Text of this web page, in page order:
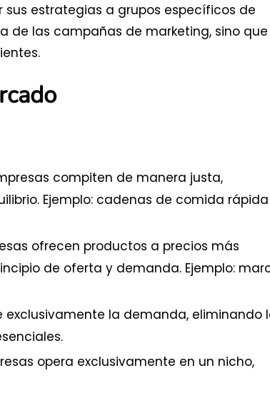
estrategias a grupos específicos de
de las campañas de marketing, sino que
compiten de manera justa,
Ejemplo: cadenas de comida
ofrecen productos a precios más
de oferta y demanda. Ejemplo:
exclusivamente la demanda, eliminando
opera exclusivamente en un nicho,